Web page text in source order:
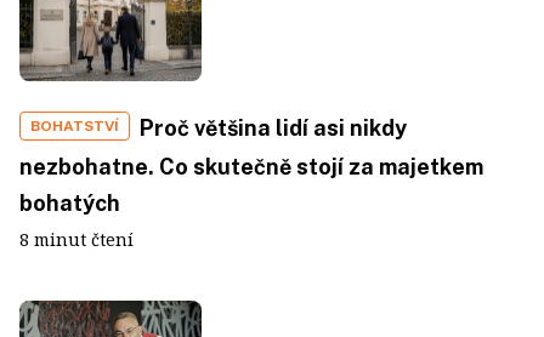
BOHATSTVÍ
Proč většina lidí asi nikdy
nezbohatne. Co skutečně stojí za majetkem
bohatých
8 minut čtení